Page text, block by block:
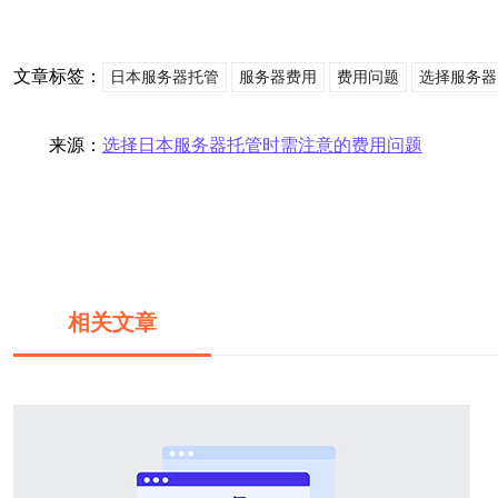
文章标签： 日本服务器托管 服务器费用 费用问题 选择服务器
来源： 选择日本服务器托管时需注意的费用问题
相关文章